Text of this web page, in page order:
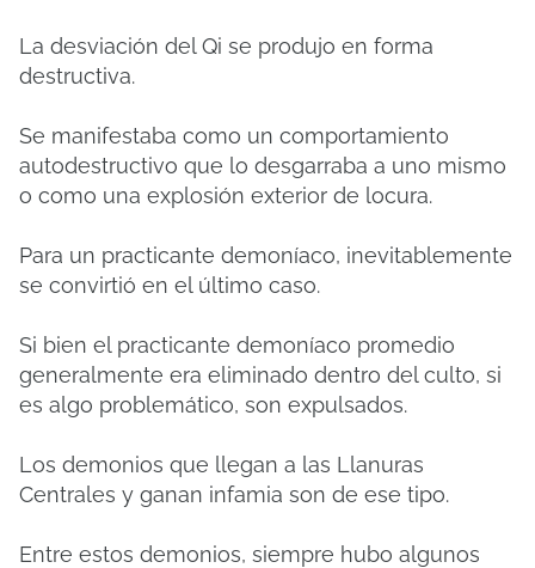
La desviación del Qi se produjo en forma
destructiva.
Se manifestaba como un comportamiento
autodestructivo que lo desgarraba a uno mismo
o como una explosión exterior de locura.
Para un practicante demoníaco, inevitablemente
se convirtió en el último caso.
Si bien el practicante demoníaco promedio
generalmente era eliminado dentro del culto, si
es algo problemático, son expulsados.
Los demonios que llegan a las Llanuras
Centrales y ganan infamia son de ese tipo.
Entre estos demonios, siempre hubo algunos